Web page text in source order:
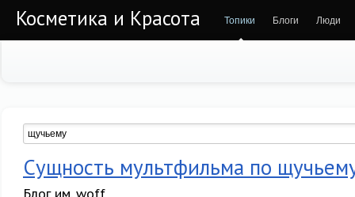
Косметика и Красота Топики Блоги Люди
Сущность мультфильма по